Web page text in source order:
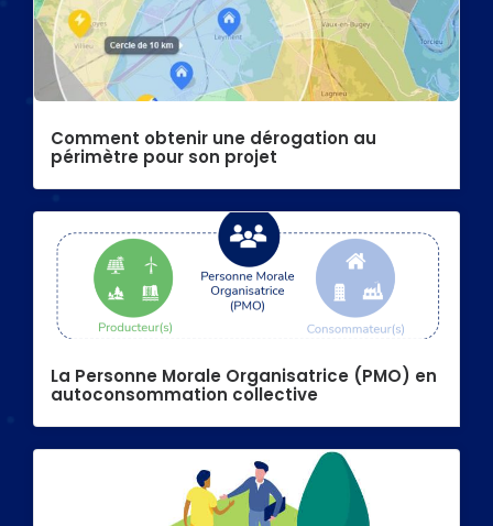
Comment obtenir une dérogation au
périmètre pour son projet
La Personne Morale Organisatrice (PMO) en
autoconsommation collective